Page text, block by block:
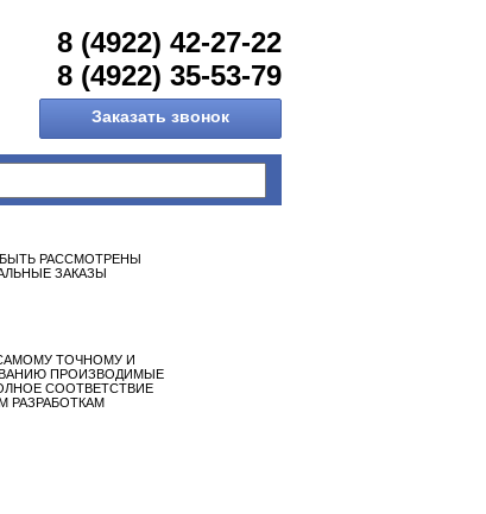
8 (4922) 42-27-22
8 (4922) 35-53-79
Заказать звонок
РАССМОТРЕНЫ
ЗАКАЗЫ
ТОЧНОМУ И
ПРОИЗВОДИМЫЕ
СООТВЕТСТВИЕ
РАЗРАБОТКАМ